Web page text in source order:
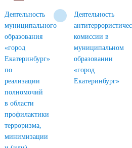
Деятельность
муниципального
образования
«город
Екатеринбург»
по
реализации
полномочий
в области
профилактики
терроризма,
минимизации
Деятельность
комиссии в
муниципальном
образовании
«город
Екатеринбург»